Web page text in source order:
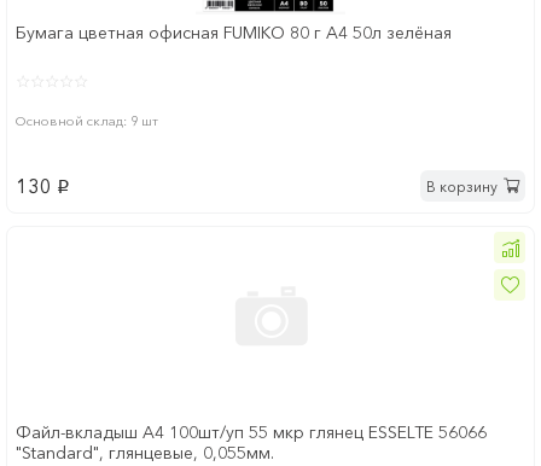
Бумага цветная офисная FUMIKO 80 г А4 50л зелёная
Основной склад: 9 шт
130 p В корзину
Файл-вкладыш А4 100шт/уп 55 мкр глянец ESSELTE 56066
"Standard", глянцевые, 0,055мм.